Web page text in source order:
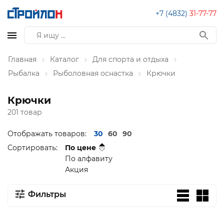
+7 (4832) 31-77-77
Главная Каталог
Для спорта и отдыха
Рыбалка
Рыболовная оснастка Крючки
Крючки
201 товар
Отображать товаров: 30 60
90
Сортировать:
По цене
По алфавиту
Акция
Фильтры